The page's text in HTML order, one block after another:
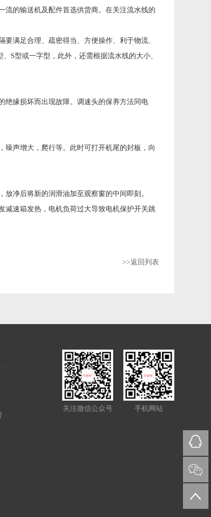
流的输送机及配件首选供货商。在关注流水线的
满足合理、疏密得当、方便操作、利于物流、
S型或一字型，此外，还需根据流水线的大小、
缘损坏而出现故障。调速头的保养方法同电
声增大，爬行等。此时可打开机尾的封板，向
净后将新的润滑油加至观察窗的中间即刻。
减速箱发热，电机负荷过大导致电机保护开关跳
>>返回列表
关注微信公众号 手机网站